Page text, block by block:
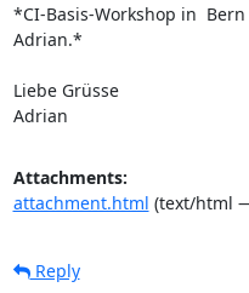
*CI-Basis-Workshop in
Adrian.*
Liebe Grüsse
Adrian
Attachments:
attachment.html (text/html
Reply